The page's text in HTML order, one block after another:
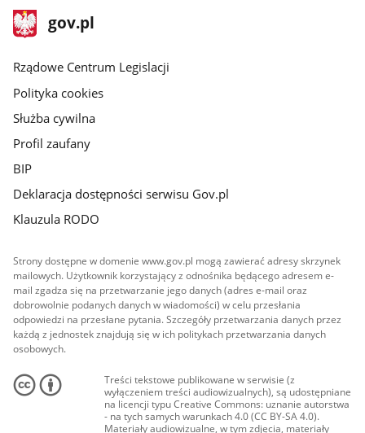
stopka
gov.plStrona
gov.pl
Rządowe Centrum Legislacji
Polityka cookies
Służba cywilna
Profil zaufany
BIP
Deklaracja dostępności serwisu Gov.pl
Klauzula RODO
Strony dostępne w domenie www.gov.pl mogą zawierać adresy skrzynek
mailowych. Użytkownik korzystający z odnośnika będącego adresem e-
mail zgadza się na przetwarzanie jego danych (adres e-mail oraz
dobrowolnie podanych danych w wiadomości) w celu przesłania
odpowiedzi na przesłane pytania. Szczegóły przetwarzania danych przez
każdą z jednostek znajdują się w ich politykach przetwarzania danych
osobowych.
Treści tekstowe publikowane w serwisie (z
wyłączeniem treści audiowizualnych), są udostępniane
na licencji typu Creative Commons: uznanie autorstwa
- na tych samych warunkach 4.0 (CC BY-SA 4.0).
Materiały audiowizualne, w tym zdjęcia, materiały